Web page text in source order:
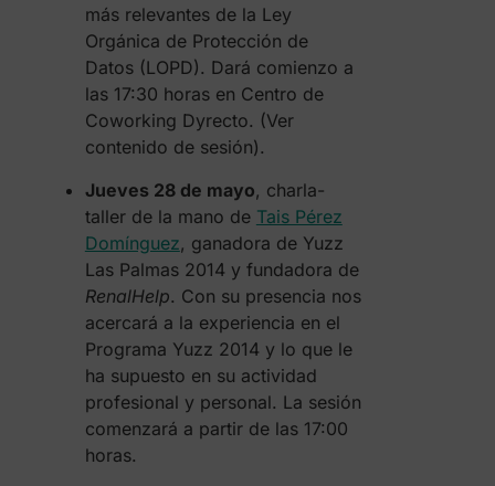
más relevantes de la Ley
Orgánica de Protección de
Datos (LOPD). Dará comienzo a
las 17:30 horas en Centro de
Coworking Dyrecto. (Ver
contenido de sesión).
Jueves 28 de mayo, charla-
taller de la mano de Tais Pérez
Domínguez, ganadora de Yuzz
Las Palmas 2014 y fundadora de
RenalHelp. Con su presencia nos
acercará a la experiencia en el
Programa Yuzz 2014 y lo que le
ha supuesto en su actividad
profesional y personal. La sesión
comenzará a partir de las 17:00
horas.